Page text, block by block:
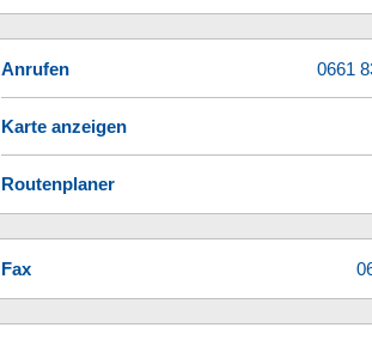
Anrufen
Karte anzeigen
Routenplaner
Fax